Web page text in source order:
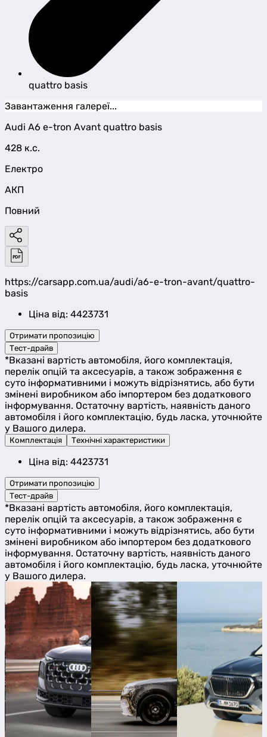
quattro basis
Завантаження галереї...
Audi A6 e-tron Avant quattro basis
428 к.с.
Електро
АКП
Повний
https://carsapp.com.ua/audi/a6-e-tron-avant/quattro-
basis
Ціна від: 4423731
Отримати пропозицію
Тест-драйв
*Вказані вартість автомобіля, його комплектація,
перелік опцій та аксесуарів, а також зображення є
суто інформативними і можуть відрізнятись, або бути
змінені виробником або імпортером без додаткового
інформування. Остаточну вартість, наявність даного
автомобіля і його комплектацію, будь ласка, уточнюйте
у Вашого дилера.
Комплектація Технічні характеристики
Ціна від: 4423731
Отримати пропозицію
Тест-драйв
*Вказані вартість автомобіля, його комплектація,
перелік опцій та аксесуарів, а також зображення є
суто інформативними і можуть відрізнятись, або бути
змінені виробником або імпортером без додаткового
інформування. Остаточну вартість, наявність даного
автомобіля і його комплектацію, будь ласка, уточнюйте
у Вашого дилера.